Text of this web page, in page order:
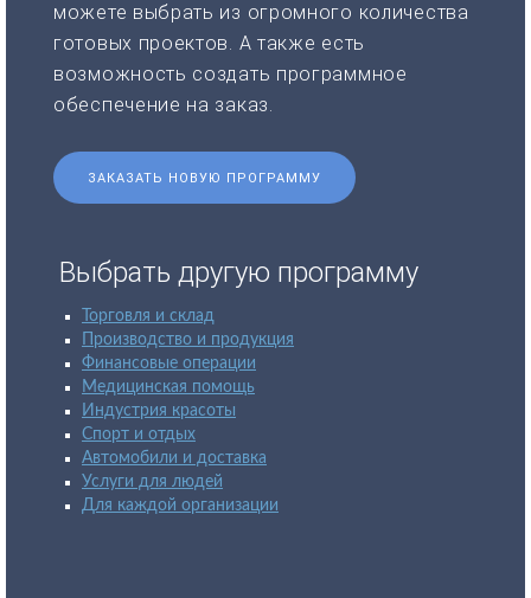
можете выбрать из огромного количества
готовых проектов. А также есть
возможность создать программное
обеспечение на заказ.
ЗАКАЗАТЬ НОВУЮ ПРОГРАММУ
Выбрать другую программу
Торговля и склад
Производство и продукция
Финансовые операции
Медицинская помощь
Индустрия красоты
Спорт и отдых
Автомобили и доставка
Услуги для людей
Для каждой организации